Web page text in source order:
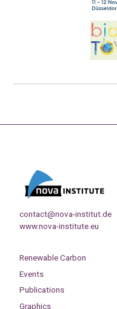
contact@nova-institut.de
www.nova-institute.eu
Renewable Carbon
Events
Publications
Graphics